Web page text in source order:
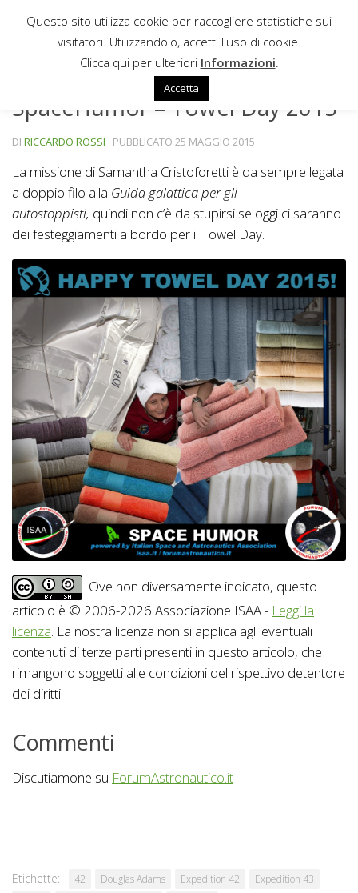
Sotto il contenuto
SpaceHumor – Towel Day 2015
DI RICCARDO ROSSI · PUBBLICATO 25 MAGGIO 2015
La missione di Samantha Cristoforetti è da sempre legata
a doppio filo alla Guida galattica per gli
autostoppisti, quindi non c’è da stupirsi se oggi ci saranno
dei festeggiamenti a bordo per il Towel Day.
Ove non diversamente indicato, questo
articolo è © 2006-2026 Associazione ISAA - Leggi la
licenza. La nostra licenza non si applica agli eventuali
contenuti di terze parti presenti in questo articolo, che
rimangono soggetti alle condizioni del rispettivo detentore
dei diritti.
Commenti
Discutiamone su ForumAstronautico.it
Etichette: 42 Douglas Adams Expedition 42
Expedition 43
Questo sito utilizza cookie per raccogliere statistiche sui
visitatori. Utilizzandolo, accetti l'uso di cookie.
Clicca qui per ulteriori Informazioni
Accetta